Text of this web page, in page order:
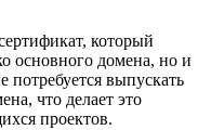
который
основного домена, но и
выпускать
что делает это
проектов.